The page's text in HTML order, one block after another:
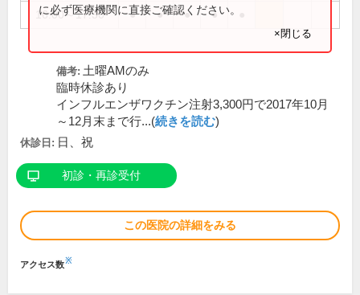
16:00～17:30 ● ● ● ●
に必ず医療機関に直接ご確認ください。
×閉じる
備考: 土曜AMのみ
臨時休診あり
インフルエンザワクチン注射3,300円で2017年10月
～12月末まで行...(続きを読む)
休診日: 日、祝
初診・再診受付
この医院の詳細をみる
アクセス数※